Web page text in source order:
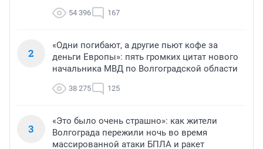
54 396 167
2
«Одни погибают, а другие пьют кофе за
деньги Европы»: пять громких цитат нового
начальника МВД по Волгоградской области
38 275 125
3
«Это было очень страшно»: как жители
Волгограда пережили ночь во время
массированной атаки БПЛА и ракет